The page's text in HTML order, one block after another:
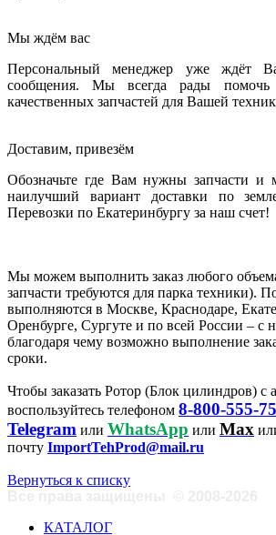
Мы ждём вас
Персональный менеджер уже ждёт
сообщения. Мы всегда рады
качественных запчастей для Вашей
Доставим, привезём
Обозначьте где Вам нужны запчасти
наилучший вариант доставки по
Перевозки по Екатеринбургу за наш счет!
Мы можем выполнить заказ любого
запчасти требуются для парка техники).
выполняются в Москве, Краснодаре,
Оренбурге, Сургуте и по всей России – с
благодаря чему возможно выполнение
сроки.
Чтобы заказать Ротор (Блок цилиндров) с
воспользуйтесь телефоном 8-800-555-
Telegram или WhatsApp или Max
почту ImportTehProd@mail.ru
Вернуться к списку
КАТАЛОГ